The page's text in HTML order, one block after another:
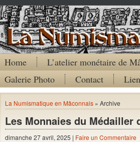
Home L’atelier monétaire de
Galerie Photo
Contact
La Numismatique en Mâconnais » Archive
Les Monnaies du Médailler
dimanche 27 avril, 2025 | Faire un Commentaire